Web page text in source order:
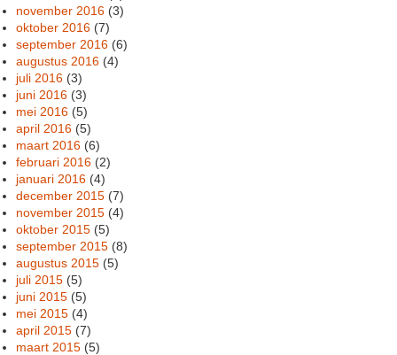
november 2016 (3)
oktober 2016 (7)
september 2016 (6)
augustus 2016 (4)
juli 2016 (3)
juni 2016 (3)
mei 2016 (5)
april 2016 (5)
maart 2016 (6)
februari 2016 (2)
januari 2016 (4)
december 2015 (7)
november 2015 (4)
oktober 2015 (5)
september 2015 (8)
augustus 2015 (5)
juli 2015 (5)
juni 2015 (5)
mei 2015 (4)
april 2015 (7)
maart 2015 (5)